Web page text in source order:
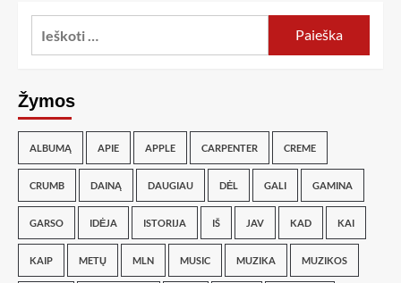
Žymos
ALBUMĄ APIE APPLE CARPENTER CREME
CRUMB DAINĄ DAUGIAU DĖL GALI GAMINA
GARSO IDĖJA ISTORIJA IŠ JAV KAD KAI
KAIP METŲ MLN MUSIC MUZIKA MUZIKOS